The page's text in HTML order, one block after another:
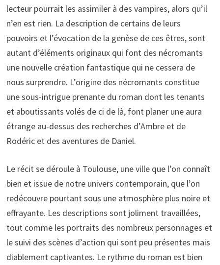
lecteur pourrait les assimiler à des vampires, alors qu’il
n’en est rien. La description de certains de leurs
pouvoirs et l’évocation de la genèse de ces êtres, sont
autant d’éléments originaux qui font des nécromants
une nouvelle création fantastique qui ne cessera de
nous surprendre. L’origine des nécromants constitue
une sous-intrigue prenante du roman dont les tenants
et aboutissants volés de ci de là, font planer une aura
étrange au-dessus des recherches d’Ambre et de
Rodéric et des aventures de Daniel.
Le récit se déroule à Toulouse, une ville que l’on connaît
bien et issue de notre univers contemporain, que l’on
redécouvre pourtant sous une atmosphère plus noire et
effrayante. Les descriptions sont joliment travaillées,
tout comme les portraits des nombreux personnages et
le suivi des scènes d’action qui sont peu présentes mais
diablement captivantes. Le rythme du roman est bien